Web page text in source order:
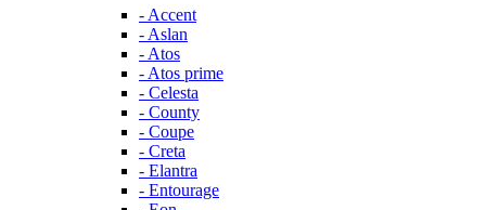
- Accent
- Aslan
- Atos
- Atos prime
- Celesta
- County
- Coupe
- Creta
- Elantra
- Entourage